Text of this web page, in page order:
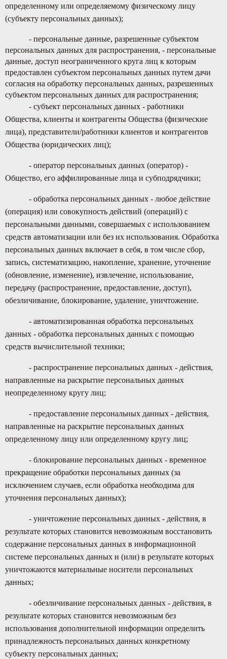
определенному или определяемому физическому лицу
(субъекту персональных данных);
- персональные данные, разрешенные субъектом
персональных данных для распространения, - персональные
данные, доступ неограниченного круга лиц к которым
предоставлен субъектом персональных данных путем дачи
согласия на обработку персональных данных, разрешенных
субъектом персональных данных для распространения;
- субъект персональных данных - работники
Общества, клиенты и контрагенты Общества (физические
лица), представители/работники клиентов и контрагентов
Общества (юридических лиц);
- оператор персональных данных (оператор) -
Общество, его аффилированные лица и субподрядчики;
- обработка персональных данных - любое действие
(операция) или совокупность действий (операций) с
персональными данными, совершаемых с использованием
средств автоматизации или без их использования. Обработка
персональных данных включает в себя, в том числе сбор,
запись, систематизацию, накопление, хранение, уточнение
(обновление, изменение), извлечение, использование,
передачу (распространение, предоставление, доступ),
обезличивание, блокирование, удаление, уничтожение.
- автоматизированная обработка персональных
данных - обработка персональных данных с помощью
средств вычислительной техники;
- распространение персональных данных - действия,
направленные на раскрытие персональных данных
неопределенному кругу лиц;
- предоставление персональных данных - действия,
направленные на раскрытие персональных данных
определенному лицу или определенному кругу лиц;
- блокирование персональных данных - временное
прекращение обработки персональных данных (за
исключением случаев, если обработка необходима для
уточнения персональных данных);
- уничтожение персональных данных - действия, в
результате которых становится невозможным восстановить
содержание персональных данных в информационной
системе персональных данных и (или) в результате которых
уничтожаются материальные носители персональных
данных;
- обезличивание персональных данных - действия, в
результате которых становится невозможным без
использования дополнительной информации определить
принадлежность персональных данных конкретному
субъекту персональных данных;